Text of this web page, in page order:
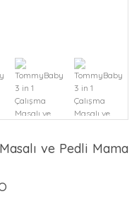
ve Pedli Mama